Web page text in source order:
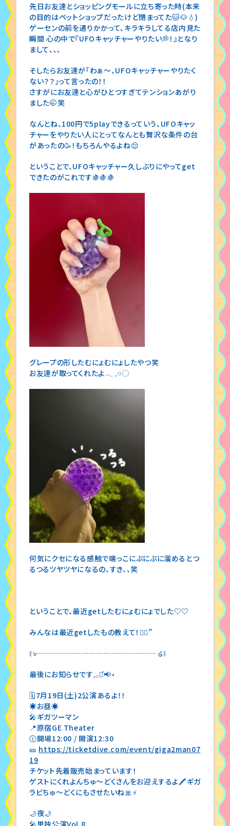
先日お友達とショッピングモールに立ち寄った時(本来
の目的はペットショップだったけど閉まってた🐱🐶💧)
ゲーセンの前を通りかかって、キラキラしてる店内見た
瞬間 心の中で『UFOキャッチャーやりたい💭！』となり
まして､､､
そしたらお友達が「わぁ～、UFOキャッチャーやりたく
ない？？」って言ったの！！
さすがにお友達と心がひとつすぎてテンションあがり
ました🤭笑
なんとね、100円で5playできるっていう、UFOキャッ
チャーをやりたい人にとってなんとも贅沢な条件の台
があったの🥳！もちろんやるよね😌
ということで、UFOキャッチャー久しぶりにやってget
できたのがこれです🍇🍇🍇
グレープの形したむにょむにょしたやつ笑
お友達が取ってくれたよ𓂃 𓈒𓏸◌
何気にクセになる感触で端っこにぷにぷに溜めるとつ
るつるツヤツヤになるの、すき、、笑
ということで、最近getしたむにょむにょでした♡♡
みんなは最近getしたもの教えて！👂🏻”
꒰ঌ┈┈┈┈┈┈┈┈┈┈┈┈┈┈┈┈ ໒꒱
最後にお知らせです𓈒𓂂⋆͛📢⋆
🗓7月19日(土)2公演あるよ！！
☀️お昼☀️
🎤ギガツーマン
📍原宿GE Theater
🕧開場12:00 / 開演12:30
🎫 https://ticketdive.com/event/giga2man07
19
チケット先着販売始まっています！
ゲストにくれよんちゅ〜どくさんをお迎えするよ🖍ギガ
ラビちゅ～どくにもさせたいね🎀⚡️
🌙夜🌙
🎤単独公演Vol.8